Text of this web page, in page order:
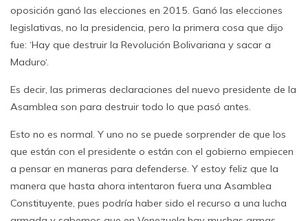
oposición ganó las elecciones en 2015. Ganó las elecciones
legislativas, no la presidencia, pero la primera cosa que dijo
fue: ‘Hay que destruir la Revolución Bolivariana y sacar a
Maduro‘.
Es decir, las primeras declaraciones del nuevo presidente de la
Asamblea son para destruir todo lo que pasó antes.
Esto no es normal. Y uno no se puede sorprender de que los
que están con el presidente o están con el gobierno empiecen
a pensar en maneras para defenderse. Y estoy feliz que la
manera que hasta ahora intentaron fuera una Asamblea
Constituyente, pues podría haber sido el recurso a una lucha